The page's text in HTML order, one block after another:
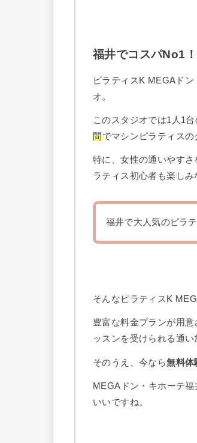
福井でコスパNo1
ピラティスK MEGAド
オ。
このスタジオでは1人1
間でマシンピラティスの
特に、女性の通いやす
ラティス初心者も楽しみ
福井で大人気のピラ
そんなピラティスK
豊富な料金プランが用
ッスンを受けられる通
そのうえ、今なら無料体
MEGAドン・キホーテ
いいですね。